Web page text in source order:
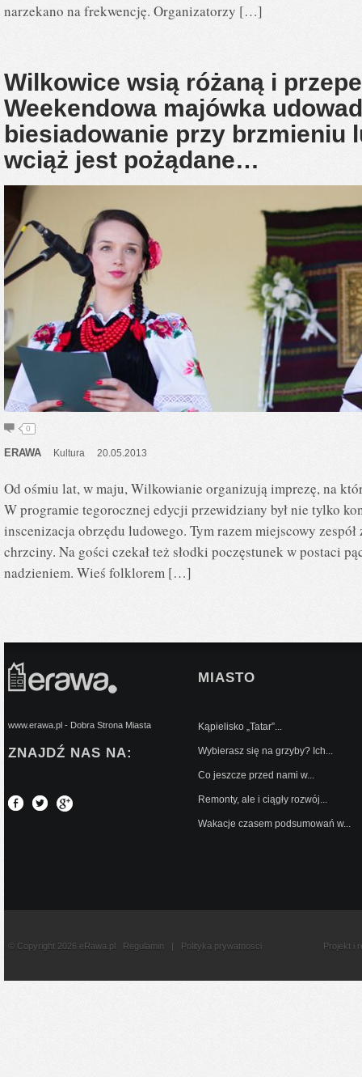
narzekano na frekwencję. Organizatorzy […]
Wilkowice wsią różaną i
Weekendowa majówka
biesiadowanie przy brzmieniu
wciąż jest pożądane…
0
ERAWA Kultura 20.05.2013
Od ośmiu lat, w maju, Wilkowianie organizują imprezę, na
W programie tegorocznej edycji przewidziany był nie tylko
inscenizacja obrzędu ludowego. Tym razem miejscowy
chrzciny. Na gości czekał też słodki poczęstunek w postaci
nadzieniem. Wieś folklorem […]
www.erawa.pl - Dobra Strona Miasta
ZNAJDŹ NAS NA:
MIASTO
Kąpielisko „Tatar”...
Wybierasz się na grzyby? Ich...
Co jeszcze przed nami w...
Remonty, ale i ciągły rozwój...
Wakacje czasem podsumowań w...
© Copyright 2026 eRawa.pl Regulamin | Polityka prywatnosci Projekt i